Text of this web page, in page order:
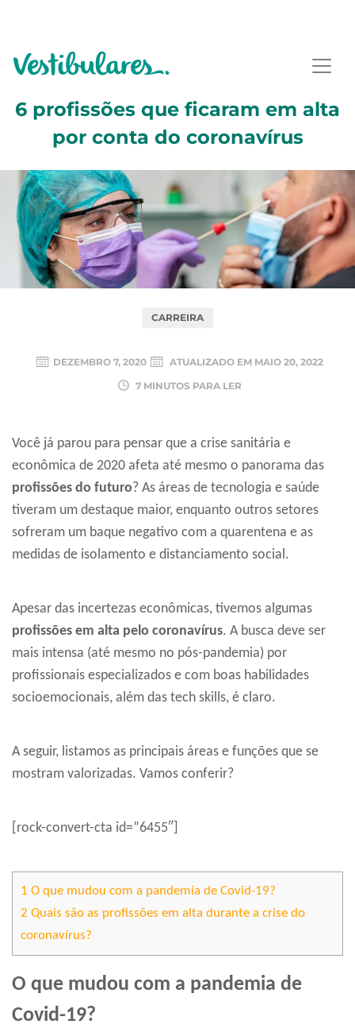
6 profissões que ficaram em alta
por conta do coronavírus
CARREIRA
DEZEMBRO 7, 2020 ATUALIZADO EM MAIO 20, 2022
7 MINUTOS PARA LER
Você já parou para pensar que a crise sanitária e
econômica de 2020 afeta até mesmo o panorama das
profissões do futuro? As áreas de tecnologia e saúde
tiveram um destaque maior, enquanto outros setores
sofreram um baque negativo com a quarentena e as
medidas de isolamento e distanciamento social.
Apesar das incertezas econômicas, tivemos algumas
profissões em alta pelo coronavírus. A busca deve ser
mais intensa (até mesmo no pós-pandemia) por
profissionais especializados e com boas habilidades
socioemocionais, além das tech skills, é claro.
A seguir, listamos as principais áreas e funções que se
mostram valorizadas. Vamos conferir?
[rock-convert-cta id=”6455″]
1 O que mudou com a pandemia de Covid-19?
2 Quais são as profissões em alta durante a crise do
coronavírus?
O que mudou com a pandemia de
Covid-19?